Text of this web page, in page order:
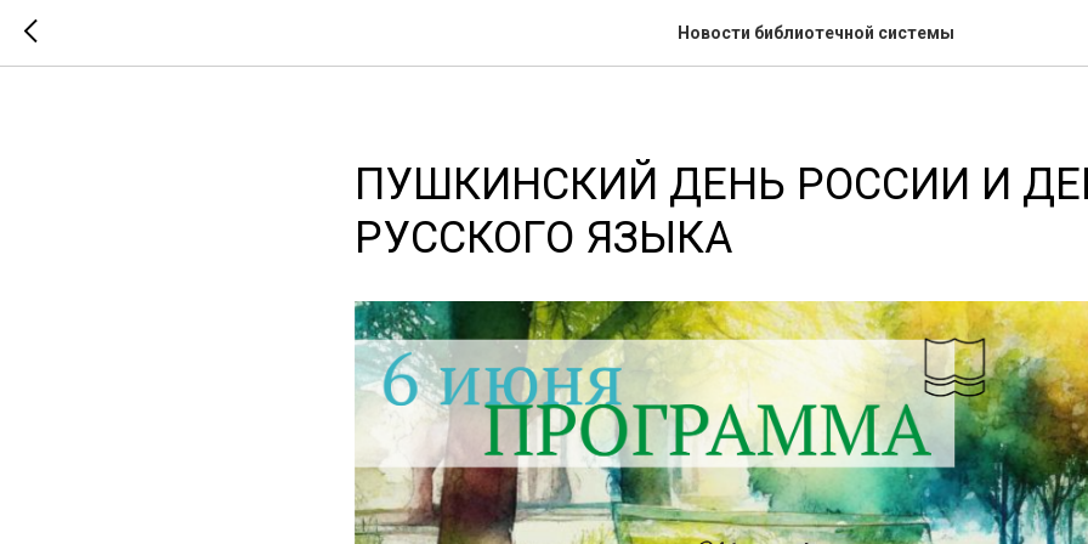
Новости библиотечной системы
ПУШКИНСКИЙ ДЕНЬ РОССИИ И
РУССКОГО ЯЗЫКА